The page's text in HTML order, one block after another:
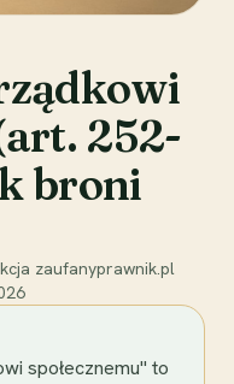
252-
broni
zaufanyprawnik.pl
społecznemu" to